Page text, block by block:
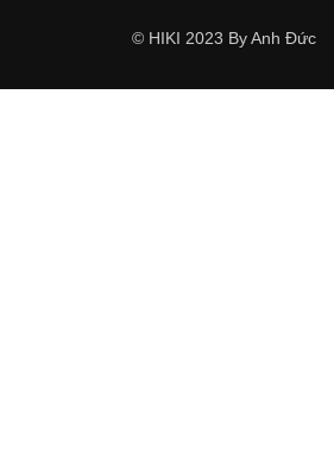
© HIKI 2023 By Anh Đức